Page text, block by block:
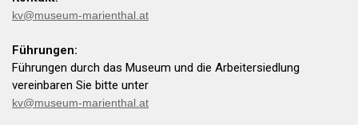
kv@museum-marienthal.at
Führungen:
Führungen durch das Museum und die Arbeitersiedlung
vereinbaren Sie bitte unter
kv@museum-marienthal.at